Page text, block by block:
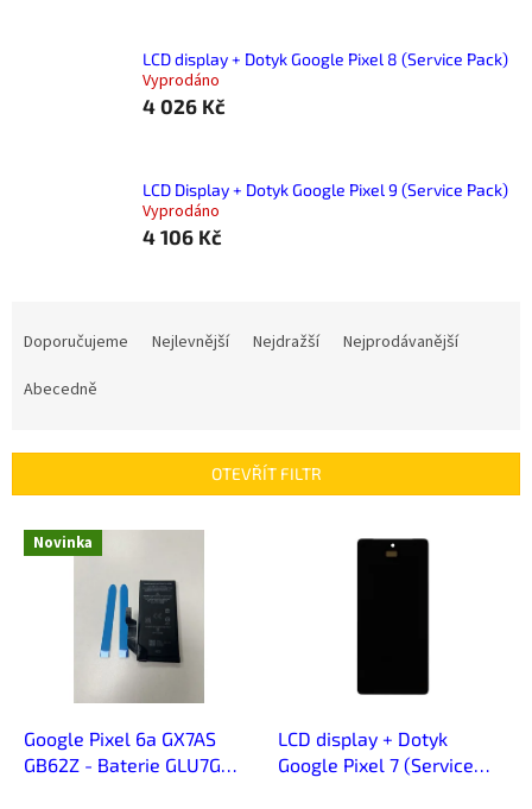
LCD display + Dotyk Google Pixel 8 (Service Pack)
Vyprodáno
4 026 Kč
LCD Display + Dotyk Google Pixel 9 (Service Pack)
Vyprodáno
4 106 Kč
r
Doporučujeme Nejlevnější Nejdražší
Nejprodávanější
Abecedně
OTEVŘÍT FILTR
V Novinka
Google Pixel 6a GX7AS
GB62Z - Baterie GLU7G
LCD display + Dotyk
Google Pixel 7 (Service